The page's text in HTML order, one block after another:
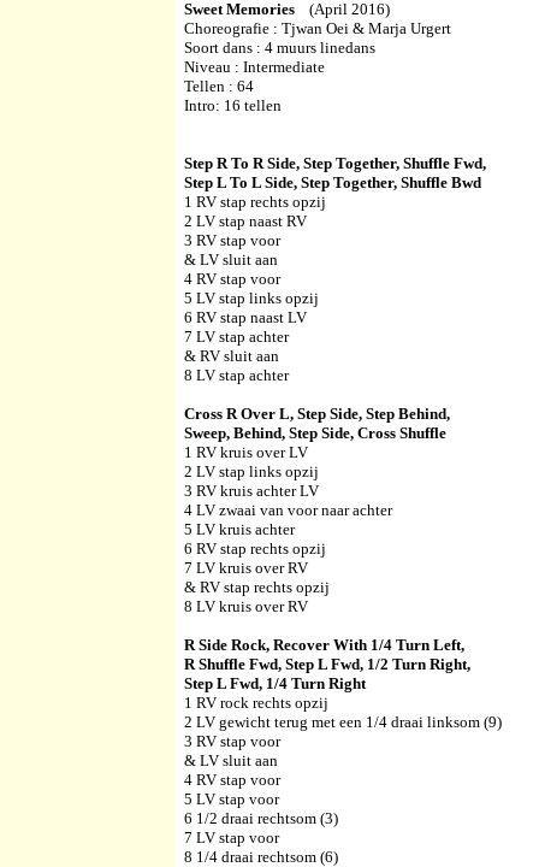
Sweet Memories
(April 2016)
Choreografie : Tjwan Oei & Marja Urgert
Soort dans : 4 muurs linedans
Niveau : Intermediate
Tellen : 64
Intro: 16 tellen
Step R To R Side, Step Together, Shuffle Fwd,
Step L To L Side, Step Together, Shuffle Bwd
1 RV stap rechts opzij
2 LV stap naast RV
3 RV stap voor
& LV sluit aan
4 RV stap voor
5 LV stap links opzij
6 RV stap naast LV
7 LV stap achter
& RV sluit aan
8 LV stap achter
Cross R Over L, Step Side, Step Behind,
Sweep, Behind, Step Side, Cross Shuffle
1 RV kruis over LV
2 LV stap links opzij
3 RV kruis achter LV
4 LV zwaai van voor naar achter
5 LV kruis achter
6 RV stap rechts opzij
7 LV kruis over RV
& RV stap rechts opzij
8 LV kruis over RV
R Side Rock, Recover With 1/4 Turn Left,
R Shuffle Fwd, Step L Fwd, 1/2 Turn Right,
Step L Fwd, 1/4 Turn Right
1 RV rock rechts opzij
2 LV gewicht terug met een 1/4 draai linksom (9)
3 RV stap voor
& LV sluit aan
4 RV stap voor
5 LV stap voor
6 1/2 draai rechtsom (3)
7 LV stap voor
8 1/4 draai rechtsom (6)